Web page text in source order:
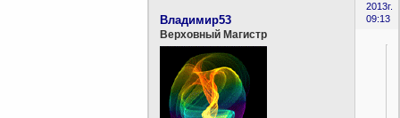
2013г.
09:13
Владимир53
Верховный Магистр